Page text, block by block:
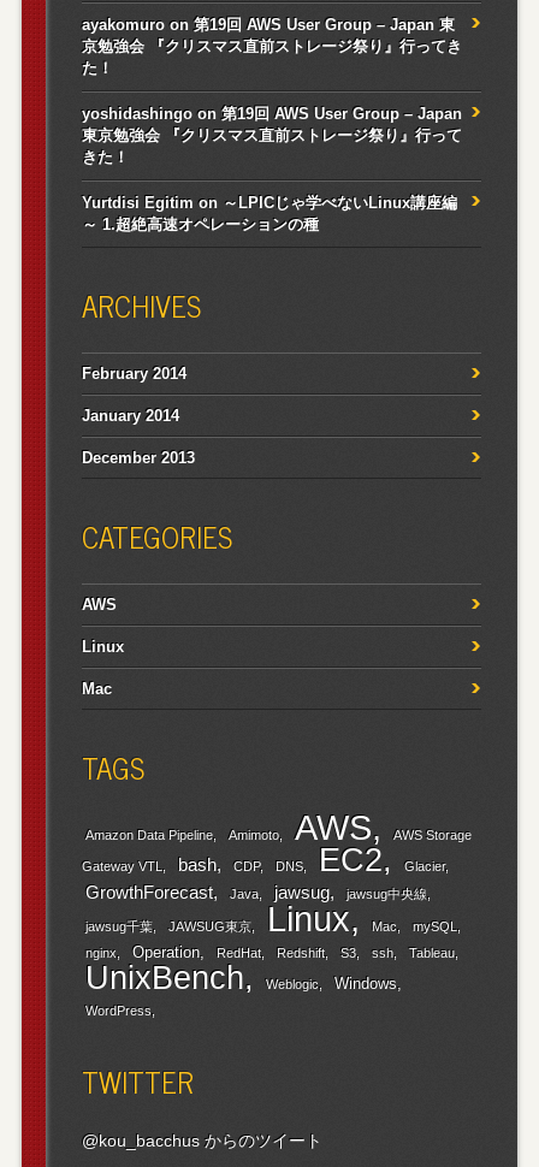
ayakomuroon 第19回 AWS User Group – Japan 東
京勉強会 『クリスマス直前ストレージ祭り』行ってき
た！
yoshidashingoon 第19回 AWS User Group – Japan
東京勉強会 『クリスマス直前ストレージ祭り』行って
きた！
Yurtdisi Egitim on ～LPICじゃ学べないLinux講座編
～ 1.超絶高速オペレーションの種
ARCHIVES
February 2014
January 2014
December 2013
CATEGORIES
AWS
Linux
Mac
TAGS
Amazon Data Pipeline Amimoto AWS AWS Storage
Gateway VTL bash CDP DNS EC2 Glacier
GrowthForecast Java jawsug jawsug中央線
jawsug千葉 JAWSUG東京 Linux Mac
mySQL
nginx
Operation RedHat Redshift S3 ssh Tableau
UnixBench Weblogic Windows
WordPress
TWITTER
@kou_bacchus からのツイート